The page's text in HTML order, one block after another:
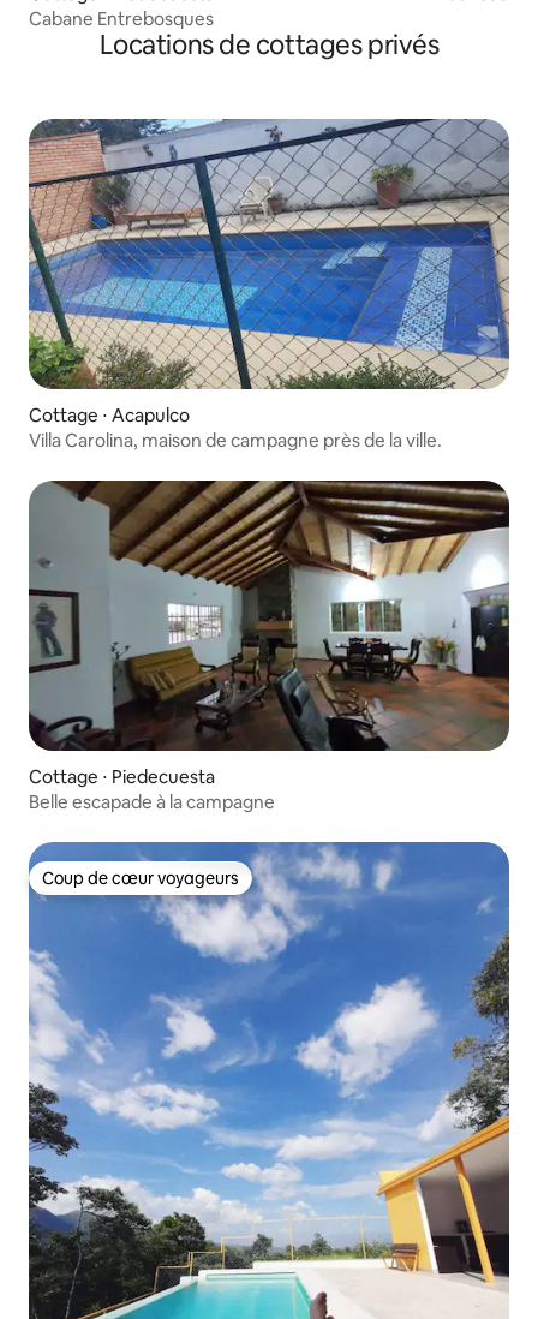
Cabane Entrebosques
Locations de cottages privés
Cottage ⋅ Acapulco
Villa Carolina, maison de campagne près de la ville.
Cottage ⋅ Piedecuesta
Belle escapade à la campagne
Coup de cœur voyageurs
Coup de cœur voyageurs